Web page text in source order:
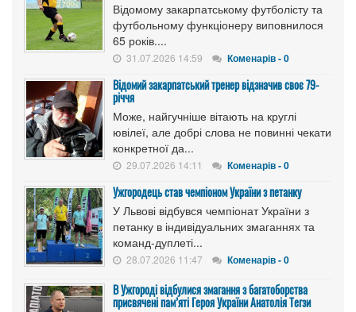
Відомому закарпатському футболісту та
футбольному функціонеру виповнилося
65 років....
31.07.2026 14:59 Коменарів - 0
Відомий закарпатський тренер відзначив своє 79-
річчя
Може, найгучніше вітають на круглі
ювілеї, але добрі слова не повинні чекати
конкретної да...
29.07.2026 14:11 Коменарів - 0
Ужгородець став чемпіоном України з петанку
У Львові відбувся чемпіонат України з
петанку в індивідуальних змаганнях та
команд-дуплеті...
28.07.2026 11:47 Коменарів - 0
В Ужгороді відбулися змагання з багатоборства
присвячені пам’яті Героя України Анатолія Тегзи